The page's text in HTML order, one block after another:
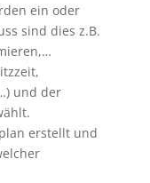
ein oder
sind dies z.B.
und der
erstellt und